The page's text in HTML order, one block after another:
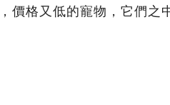
價格又低的寵物，它們之